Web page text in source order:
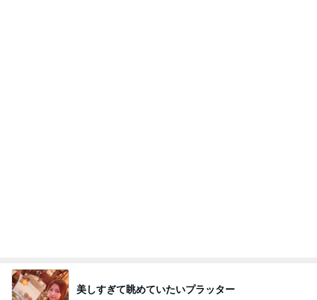
美しすぎて眺めていたいプラッター